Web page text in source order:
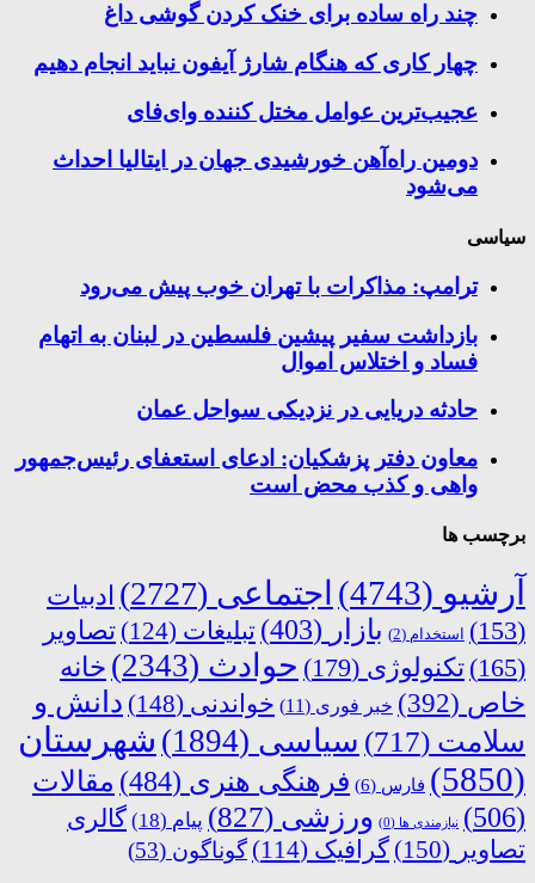
چند راه‌ ساده برای خنک کردن گوشی داغ
چهار کاری که هنگام شارژ آیفون نباید انجام دهیم
عجیب‌ترین عوامل مختل کننده وای‌فای
دومین راه‌آهن خورشیدی جهان در ایتالیا احداث
می‌شود
سیاسی
ترامپ: مذاکرات با تهران خوب پیش می‌رود
بازداشت سفیر پیشین فلسطین در لبنان به اتهام
فساد و اختلاس اموال
حادثه دریایی در نزدیکی سواحل عمان
معاون دفتر پزشکیان: ادعای استعفای رئیس‌جمهور
واهی و کذب محض است
برچسب ها
آرشیو (4743) اجتماعی (2727)
ادبیات
(153)
استخدام (2) بازار (403) تبلیغات (124)
تصاویر
(165)
تکنولوژی (179) حوادث (2343)
خانه
خاص (392) خبر فوری (11) خواندنی (148)
دانش و
سلامت (717) سیاسی (1894)
شهرستان
(5850)
فارس (6) فرهنگی هنری (484)
مقالات
(506)
نیازمندی ها (0) ورزشی (827) پیام (18)
گالری
تصاویر (150) گرافیک (114) گوناگون (53)